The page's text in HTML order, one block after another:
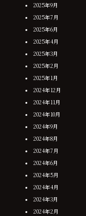
2025年9月
2025年7月
2025年6月
2025年4月
2025年3月
2025年2月
2025年1月
2024年12月
2024年11月
2024年10月
2024年9月
2024年8月
2024年7月
2024年6月
2024年5月
2024年4月
2024年3月
2024年2月